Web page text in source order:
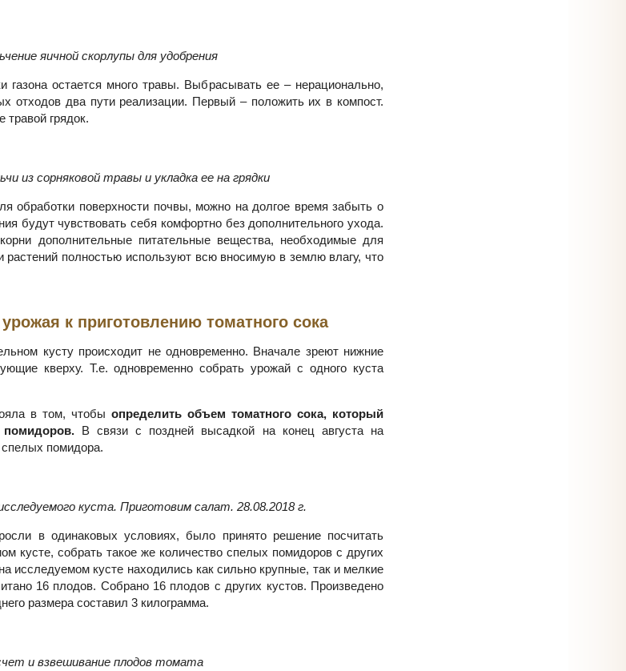
яичной скорлупы для удобрения
газона остается много травы. Выбрасывать ее – нерационально,
отходов два пути реализации. Первый – положить их в компост.
травой грядок.
из сорняковой травы и укладка ее на грядки
обработки поверхности почвы, можно на долгое время забыть о
будут чувствовать себя комфортно без дополнительного ухода.
дополнительные питательные вещества, необходимые для
полностью используют всю вносимую в землю влагу, что
к приготовлению томатного сока
кусту происходит не одновременно. Вначале зреют нижние
кверху. Т.е. одновременно собрать урожай с одного куста
в том, чтобы определить объем томатного сока, который
В связи с поздней высадкой на конец августа на
помидора.
куста. Приготовим салат. 28.08.2018 г.
в одинаковых условиях, было принято решение посчитать
кусте, собрать такое же количество спелых помидоров с других
исследуемом кусте находились как сильно крупные, так и мелкие
16 плодов. Собрано 16 плодов с других кустов. Произведено
размера составил 3 килограмма.
и взвешивание плодов томата